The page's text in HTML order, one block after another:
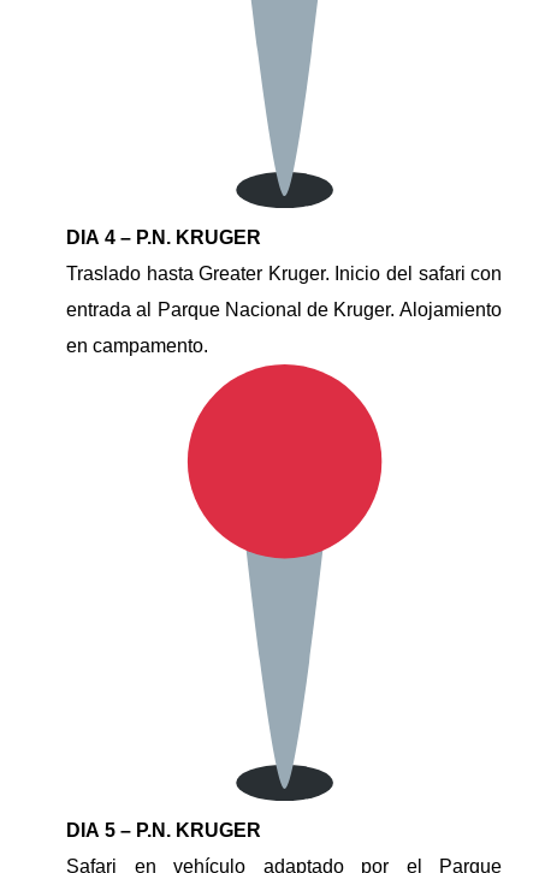
DIA 4 – P.N. KRUGER
Traslado hasta Greater Kruger. Inicio del safari con
entrada al Parque Nacional de Kruger. Alojamiento
en campamento.
DIA 5 – P.N. KRUGER
Safari en vehículo adaptado por el Parque